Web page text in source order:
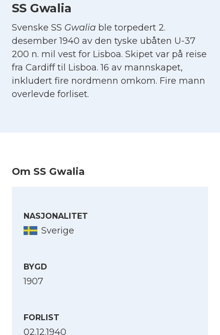
SS Gwalia
Svenske SS Gwalia ble torpedert 2.
desember 1940 av den tyske ubåten U-37
200 n. mil vest for Lisboa. Skipet var på reise
fra Cardiff til Lisboa. 16 av mannskapet,
inkludert fire nordmenn omkom. Fire mann
overlevde forliset.
Om SS Gwalia
NASJONALITET
Sverige
BYGD
1907
FORLIST
02.12.1940